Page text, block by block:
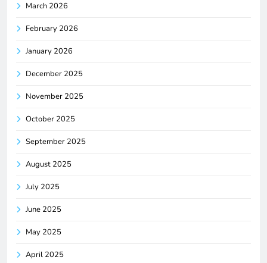
March 2026
February 2026
January 2026
December 2025
November 2025
October 2025
September 2025
August 2025
July 2025
June 2025
May 2025
April 2025